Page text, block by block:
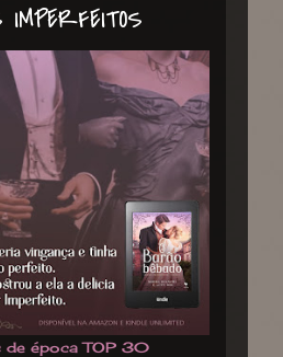
IMPERFEITOS
de época TOP 30